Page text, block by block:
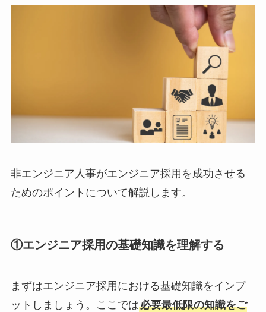
非エンジニア人事がエンジニア採用を成功させる
ためのポイントについて解説します。
①エンジニア採用の基礎知識を理解する
まずはエンジニア採用における基礎知識をインプ
ットしましょう。ここでは必要最低限の知識をご